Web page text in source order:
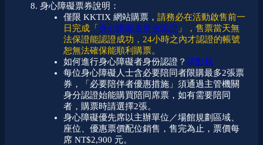
身心障礙票券說明：
僅限 KKTIX 網站購票， 請務必在活動啟售前一
日完成「身心障礙者身份認證 」，售票當天無
法保證能認證成功，24小時之內才認證的帳號
恕無法確保能順利購票。
如何進行身心障礙者身份認證？ 請點我
每位身心障礙人士含必要陪同者限購最多2張票
券，「必要陪伴者優惠措施」須通過主管機關
身分認證始能購買陪同席票，如有需要陪同
者，購票時請選擇2張。
身心障礙優先席以主辦單位／場館規劃區域、
座位、優惠票價配位銷售，售完為止 ，票價每
席 NT$2,900 元。